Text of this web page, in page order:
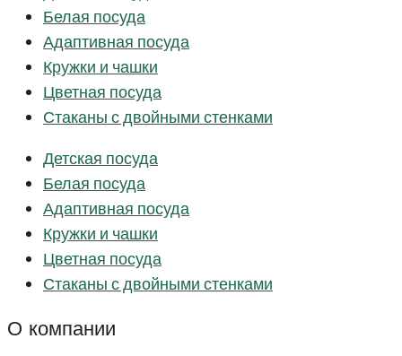
Белая посуда
Адаптивная посуда
Кружки и чашки
Цветная посуда
Стаканы с двойными стенками
Детская посуда
Белая посуда
Адаптивная посуда
Кружки и чашки
Цветная посуда
Стаканы с двойными стенками
О компании